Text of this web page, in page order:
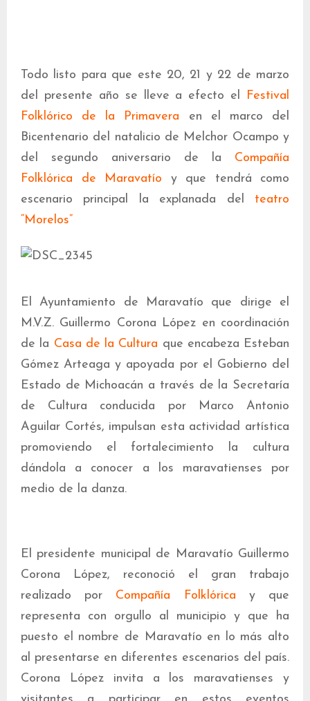
Todo listo para que este 20, 21 y 22 de marzo
del presente año se lleve a efecto el
Festival
Folklórico de la Primavera en el marco del
Bicentenario del natalicio de Melchor Ocampo y
del segundo aniversario de la Compañía
Folklórica de Maravatío y que tendrá como
escenario principal la explanada del teatro
“Morelos”
El Ayuntamiento de Maravatío que dirige el
M.V.Z. Guillermo Corona López en coordinación
de la Casa de la Cultura que encabeza Esteban
Gómez Arteaga y apoyada por el Gobierno del
Estado de Michoacán a través de la Secretaría
de Cultura conducida por Marco Antonio
Aguilar Cortés, impulsan esta actividad artística
promoviendo el fortalecimiento la cultura
dándola a conocer a los maravatienses por
medio de la danza.
El presidente municipal de Maravatío Guillermo
Corona López, reconoció el gran trabajo
realizado por Compañía Folklórica y que
representa con orgullo al municipio y que ha
puesto el nombre de Maravatío en lo más alto
al presentarse en diferentes escenarios del país.
Corona López invita a los maravatienses y